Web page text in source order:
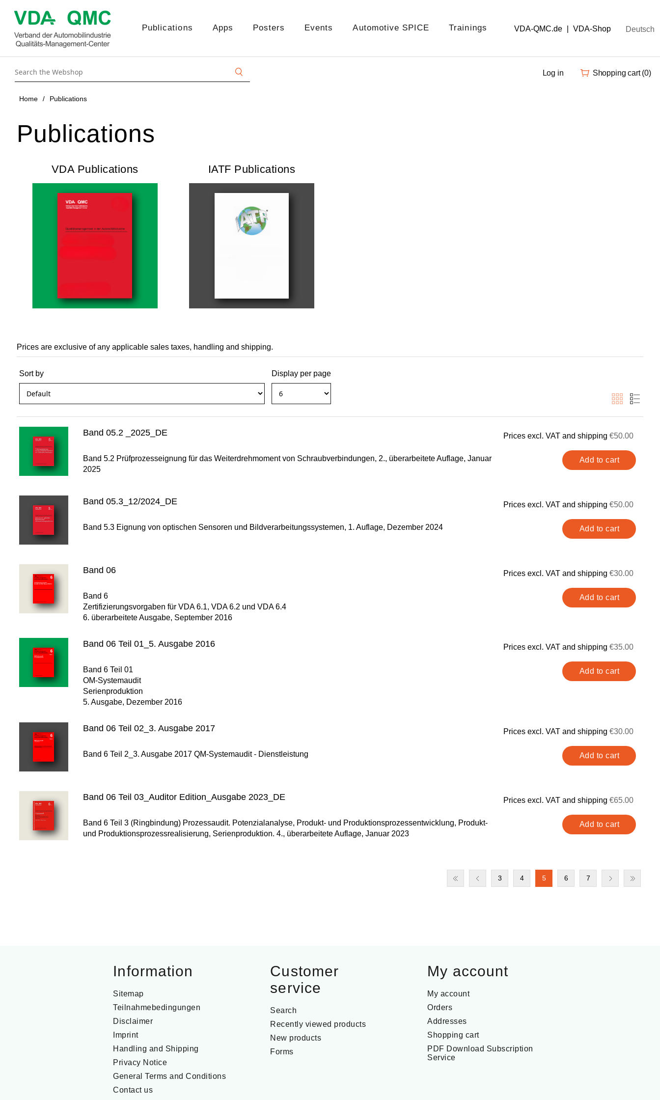
Publications Apps Posters Events Automotive SPICE Trainings VDA-QMC.de VDA-Shop Deutsch
Log in Shopping cart (0)
Home / Publications
Publications
VDA Publications IATF Publications
Prices are exclusive of any applicable sales taxes, handling and shipping.
Sort by Display per page
Band 05.2 _2025_DE
Band 5.2 Prüfprozesseignung für das Weiterdrehmoment von Schraubverbindungen, 2., überarbeitete Auflage, Januar
2025
€50.00
Prices excl. VAT and shipping
Band 05.3_12/2024_DE
Band 5.3 Eignung von optischen Sensoren und Bildverarbeitungssystemen, 1. Auflage, Dezember 2024
€50.00
Prices excl. VAT and shipping
Band 06
Band 6
Zertifizierungsvorgaben für VDA 6.1, VDA 6.2 und VDA 6.4
6. überarbeitete Ausgabe, September 2016
€30.00
Prices excl. VAT and shipping
Band 06 Teil 01_5. Ausgabe 2016
Band 6 Teil 01
OM-Systemaudit
Serienproduktion
5. Ausgabe, Dezember 2016
€35.00
Prices excl. VAT and shipping
Band 06 Teil 02_3. Ausgabe 2017
Band 6 Teil 2_3. Ausgabe 2017 QM-Systemaudit - Dienstleistung
€30.00
Prices excl. VAT and shipping
Band 06 Teil 03_Auditor Edition_Ausgabe 2023_DE
Band 6 Teil 3 (Ringbindung) Prozessaudit. Potenzialanalyse, Produkt- und Produktionsprozessentwicklung, Produkt-
und Produktionsprozessrealisierung, Serienproduktion. 4., überarbeitete Auflage, Januar 2023
€65.00
Prices excl. VAT and shipping
3 4 5 6 7
Information
Sitemap
Teilnahmebedingungen
Disclaimer
Imprint
Handling and Shipping
Privacy Notice
General Terms and Conditions
Contact us
Customer
service
Search
Recently viewed products
New products
Forms
My account
My account
Orders
Addresses
Shopping cart
PDF Download Subscription
Service